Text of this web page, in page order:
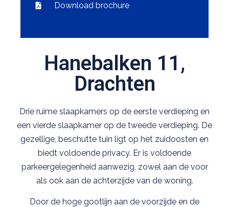
Hanebalken 11,
Drachten
Drie ruime slaapkamers op de eerste verdieping en
een vierde slaapkamer op de tweede verdieping. De
gezellige, beschutte tuin ligt op het zuidoosten en
biedt voldoende privacy. Er is voldoende
parkeergelegenheid aanwezig, zowel aan de voor
als ook aan de achterzijde van de woning.
Door de hoge gootlijn aan de voorzijde en de
Download brochure